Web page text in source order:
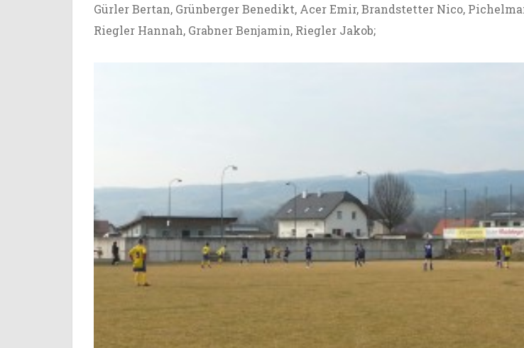
Gürler Bertan, Grünberger Benedikt, Acer Emir, Brandstetter Nico,
Riegler Hannah, Grabner Benjamin, Riegler Jakob;